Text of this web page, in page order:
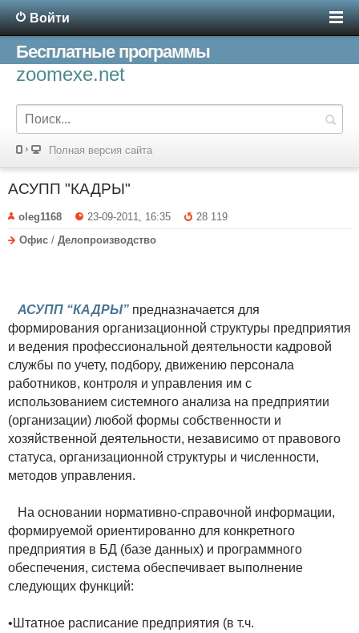
Войти
Бесплатные программы
zoomexe.net
Полная версия сайта
АСУПП "КАДРЫ"
oleg1168 23-09-2011, 16:35
28 119
Офис / Делопроизводство
АСУПП “КАДРЫ” предназначается для
формирования организационной структуры предприятия
и ведения профессиональной деятельности кадровой
службы по учету, подбору, движению персонала
работников, контроля и управления им с
использованием системного анализа на предприятии
(организации) любой формы собственности и
хозяйственной деятельности, независимо от правового
статуса, организационной структуры и численности,
методов управления.
На основании нормативно-справочной информации,
формируемой ориентированно для конкретного
предприятия в БД (базе данных) и программного
обеспечения, система обеспечивает выполнение
следующих функций:
•Штатное расписание предприятия (в т.ч.